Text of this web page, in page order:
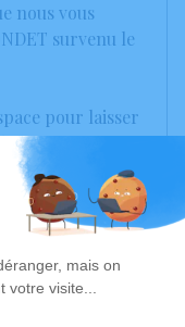
nous vous
survenu le
pour laisser
souvenirs,
à travers des
un lieu
d’Odette
est